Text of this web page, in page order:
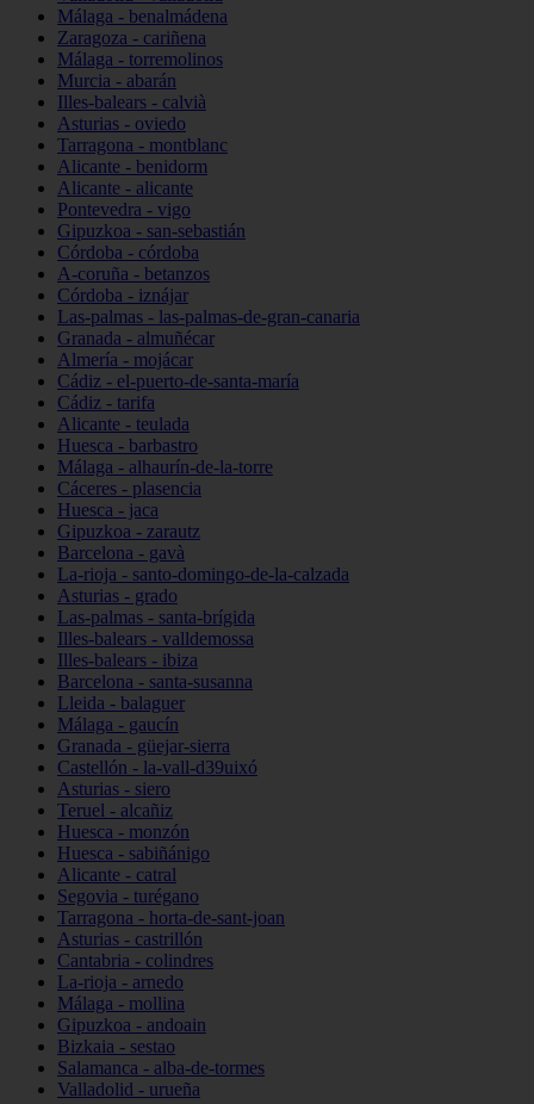
Málaga - benalmádena
Zaragoza - cariñena
Málaga - torremolinos
Murcia - abarán
Illes-balears - calvià
Asturias - oviedo
Tarragona - montblanc
Alicante - benidorm
Alicante - alicante
Pontevedra - vigo
Gipuzkoa - san-sebastián
Córdoba - córdoba
A-coruña - betanzos
Córdoba - iznájar
Las-palmas - las-palmas-de-gran-canaria
Granada - almuñécar
Almería - mojácar
Cádiz - el-puerto-de-santa-maría
Cádiz - tarifa
Alicante - teulada
Huesca - barbastro
Málaga - alhaurín-de-la-torre
Cáceres - plasencia
Huesca - jaca
Gipuzkoa - zarautz
Barcelona - gavà
La-rioja - santo-domingo-de-la-calzada
Asturias - grado
Las-palmas - santa-brígida
Illes-balears - valldemossa
Illes-balears - ibiza
Barcelona - santa-susanna
Lleida - balaguer
Málaga - gaucín
Granada - güejar-sierra
Castellón - la-vall-d39uixó
Asturias - siero
Teruel - alcañiz
Huesca - monzón
Huesca - sabiñánigo
Alicante - catral
Segovia - turégano
Tarragona - horta-de-sant-joan
Asturias - castrillón
Cantabria - colindres
La-rioja - arnedo
Málaga - mollina
Gipuzkoa - andoain
Bizkaia - sestao
Salamanca - alba-de-tormes
Valladolid - urueña